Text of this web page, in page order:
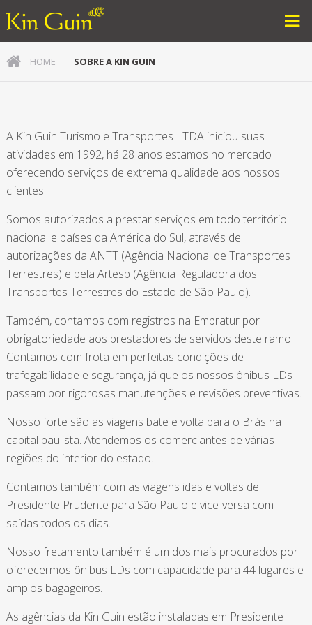
Sobre a Kin Guin - Kinguin
S.A
HOME SOBRE A KIN GUIN
A Kin Guin Turismo e Transportes LTDA iniciou suas
atividades em 1992, há 28 anos estamos no mercado
oferecendo serviços de extrema qualidade aos nossos
clientes.
Somos autorizados a prestar serviços em todo território
nacional e países da América do Sul, através de
autorizações da ANTT (Agência Nacional de Transportes
Terrestres) e pela Artesp (Agência Reguladora dos
Transportes Terrestres do Estado de São Paulo).
Também, contamos com registros na Embratur por
obrigatoriedade aos prestadores de servidos deste ramo.
Contamos com frota em perfeitas condições de
trafegabilidade e segurança, já que os nossos ônibus LDs
passam por rigorosas manutenções e revisões preventivas.
Nosso forte são as viagens bate e volta para o Brás na
capital paulista. Atendemos os comerciantes de várias
regiões do interior do estado.
Contamos também com as viagens idas e voltas de
Presidente Prudente para São Paulo e vice-versa com
saídas todos os dias.
Nosso fretamento também é um dos mais procurados por
oferecermos ônibus LDs com capacidade para 44 lugares e
amplos bagageiros.
As agências da Kin Guin estão instaladas em Presidente